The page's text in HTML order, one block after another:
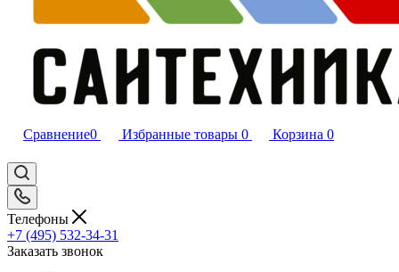
Сравнение0 Избранные товары 0 Корзина 0
Телефоны
+7 (495) 532‑34‑31
Заказать звонок